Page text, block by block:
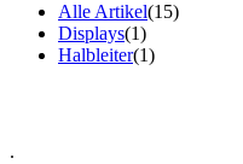
Alle Artikel(15)
Displays(1)
Halbleiter(1)
.